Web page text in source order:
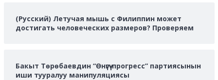
(Русский) Летучая мышь с Филиппин может
достигать человеческих размеров? Проверяем
Бакыт Төрөбаевдин “Өнүгүү-прогресс” партиясынын
иши тууралуу манипуляциясы